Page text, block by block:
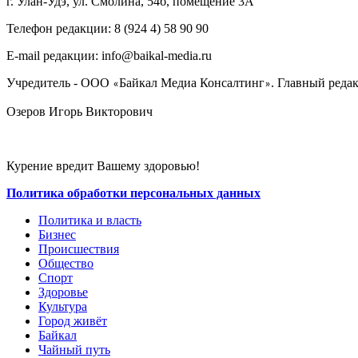
Телефон редакции: ‎‎8 (924 4) 58 90 90
E-mail редакции: info@baikal-media.ru
Учредитель - ООО «Байкал Медиа Консалтинг». Главный
Озеров Игорь Викторович
Курение вредит Вашему здоровью!
Политика обработки персональных данных
Политика и власть
Бизнес
Происшествия
Общество
Cпорт
Здоровье
Культура
Город живёт
Байкал
Чайный путь